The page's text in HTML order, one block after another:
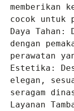
memberikan
cocok untuk
Daya Tahan:
dengan
perawatan
Estetika:
elegan,
seragam
Layanan